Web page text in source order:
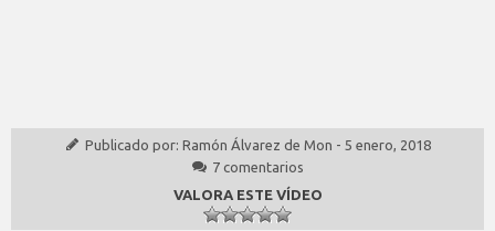
Publicado por: Ramón Álvarez de Mon - 5 enero, 2018
7 comentarios
VALORA ESTE VÍDEO